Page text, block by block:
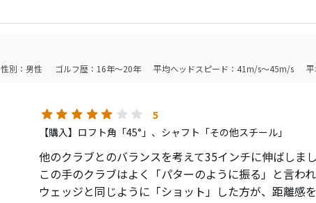
性別：男性 ゴルフ歴：16年～20年 平均ヘッドスピード：41m/s～45m/s
5
【購入】ロフト角「45°」、シャフト「その他スチール」
他のクラブとのバランスを考えて35インチに伸ばしまし
この手のクラブはよく「パターのように振る」と言われ
ウェッジと同じように「ショット」した方が、距離感